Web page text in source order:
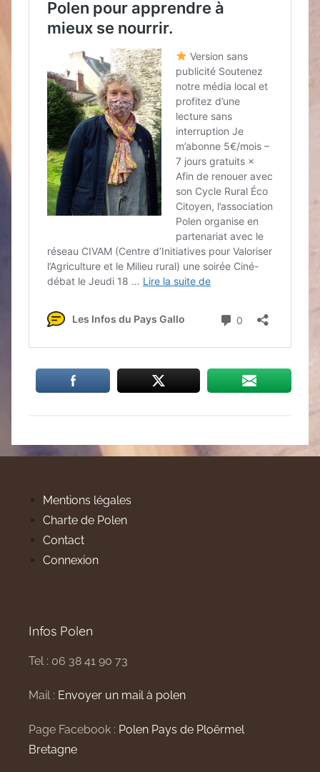
Mentions légales
Charte de Polen
Contact
Connexion
Infos Polen
Tel : 06 38 41 90 73
Mail : Envoyer un mail à polen
Page Facebook : Polen Pays de Ploërmel
Bretagne